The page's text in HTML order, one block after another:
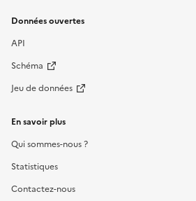
Données ouvertes
API
Schéma
Jeu de données
En savoir plus
Qui sommes-nous ?
Statistiques
Contactez-nous